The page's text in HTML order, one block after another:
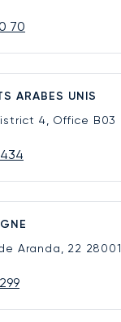
70
ARABES UNIS
4, Office B03
Aranda, 22 28001